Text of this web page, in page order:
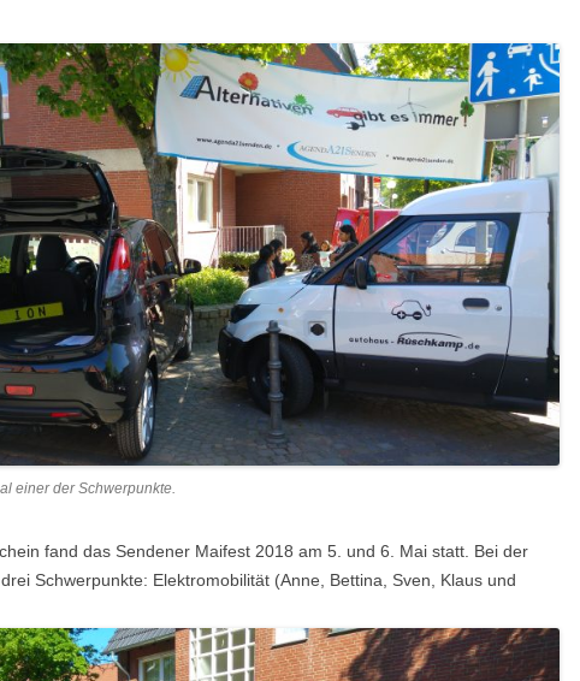
einer der Schwerpunkte.
fand das Sendener Maifest 2018 am 5. und 6. Mai statt. Bei der
Schwerpunkte: Elektromobilität (Anne, Bettina, Sven, Klaus und